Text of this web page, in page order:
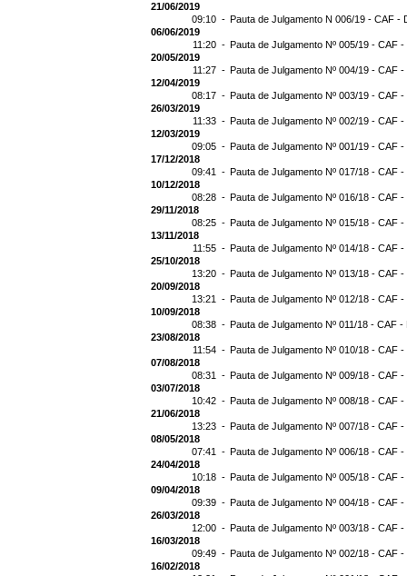
21/06/2019
09:10 - Pauta de Julgamento N 006/19 - CAF -
06/06/2019
11:20 - Pauta de Julgamento Nº 005/19 - CAF -
20/05/2019
11:27 - Pauta de Julgamento Nº 004/19 - CAF
12/04/2019
08:17 - Pauta de Julgamento Nº 003/19 - CAF
26/03/2019
11:33 - Pauta de Julgamento Nº 002/19 - CAF
12/03/2019
09:05 - Pauta de Julgamento Nº 001/19 - CAF
17/12/2018
09:41 - Pauta de Julgamento Nº 017/18 - CAF
10/12/2018
08:28 - Pauta de Julgamento Nº 016/18 - CAF
29/11/2018
08:25 - Pauta de Julgamento Nº 015/18 - CAF
13/11/2018
11:55 - Pauta de Julgamento Nº 014/18 - CAF -
25/10/2018
13:20 - Pauta de Julgamento Nº 013/18 - CAF
20/09/2018
13:21 - Pauta de Julgamento Nº 012/18 - CAF
10/09/2018
08:38 - Pauta de Julgamento Nº 011/18 - CAF
23/08/2018
11:54 - Pauta de Julgamento Nº 010/18 - CAF
07/08/2018
08:31 - Pauta de Julgamento Nº 009/18 - CAF
03/07/2018
10:42 - Pauta de Julgamento Nº 008/18 - CAF
21/06/2018
13:23 - Pauta de Julgamento Nº 007/18 - CAF
08/05/2018
07:41 - Pauta de Julgamento Nº 006/18 - CAF
24/04/2018
10:18 - Pauta de Julgamento Nº 005/18 - CAF
09/04/2018
09:39 - Pauta de Julgamento Nº 004/18 - CAF
26/03/2018
12:00 - Pauta de Julgamento Nº 003/18 - CAF
16/03/2018
09:49 - Pauta de Julgamento Nº 002/18 - CAF
16/02/2018